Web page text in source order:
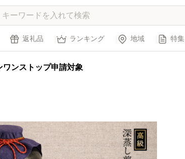
返礼品 ランキング 地域 特集
ワンストップ申請対象